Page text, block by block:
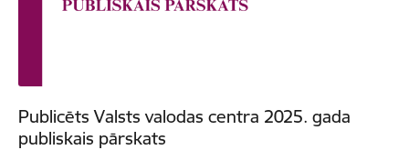
Publicēts Valsts valodas centra 2025. gada
publiskais pārskats